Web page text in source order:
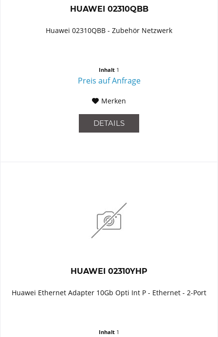
HUAWEI 02310QBB
Huawei 02310QBB - Zubehör Netzwerk
Inhalt 1
Preis auf Anfrage
Merken
DETAILS
HUAWEI 02310YHP
Huawei Ethernet Adapter 10Gb Opti Int P - Ethernet - 2-Port
Inhalt 1